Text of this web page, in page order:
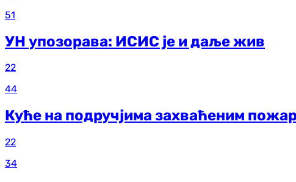
51
УН упозорава: ИСИС је и даље жив
22
44
Куће на подручјима захваћеним
22
34